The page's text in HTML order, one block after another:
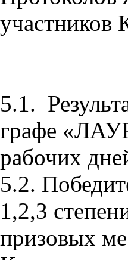
участников
5.1.
графе
рабочих
5.2.
1,2,3
призовых